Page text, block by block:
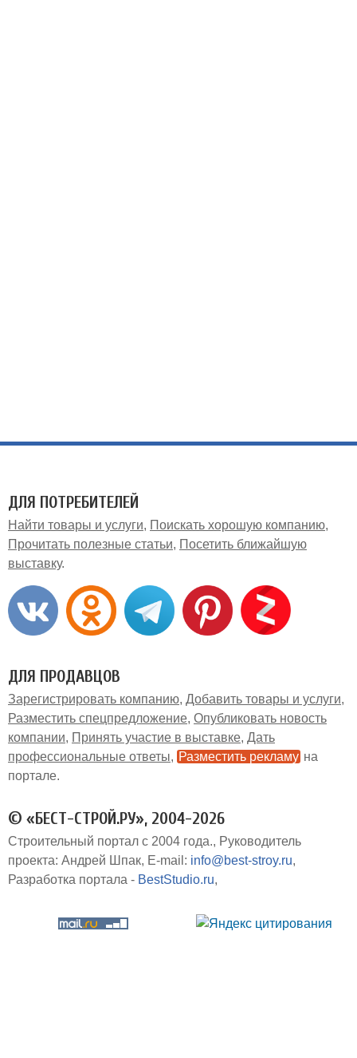
ДЛЯ ПОТРЕБИТЕЛЕЙ
Найти товары и услуги
Поискать хорошую компанию
Прочитать полезные статьи
Посетить ближайшую
выставку
ДЛЯ ПРОДАВЦОВ
Зарегистрировать компанию Добавить товары и услуги
Разместить спецпредложение Опубликовать новость
компании
Принять участие в выставке Дать
профессиональные ответы
Разместить рекламу на
портале
© «БЕСТ-СТРОЙ.РУ», 2004-2026
Строительный портал с 2004 года.
Руководитель
проекта: Андрей Шпак E-mail: info@best-stroy.ru
Разработка портала - BestStudio.ru